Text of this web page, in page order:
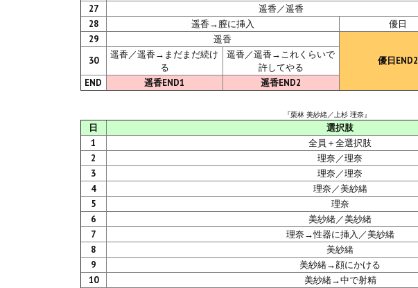
27
遥香／遥香
28
遥香→膣に挿入 優日
29
遥香
優日END2
30
遥香／遥香→まだまだ続け
る
遥香／遥香→これくらいで
許してやる
END
遥香END1 遥香END2
『栗林 美紗緒／上杉 理奈』
日
選択肢
1
全員＋全選択肢
2
理奈／理奈
3
理奈／理奈
4
理奈／美紗緒
5
理奈
6
美紗緒／美紗緒
7
理奈→性器に挿入／美紗緒
8
美紗緒
9
美紗緒→顔にかける
10
美紗緒→中で射精